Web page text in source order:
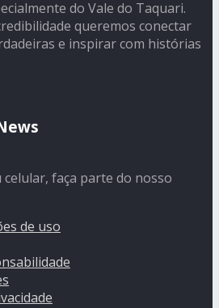
do Vale do Taquari.
queremos conectar
e inspirar com histórias
celular, faça parte do nosso
de uso